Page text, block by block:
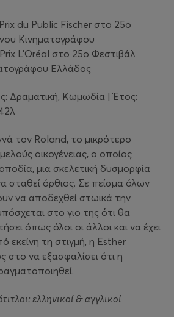
du Public Fischer στο 25ο
Κινηματογράφου
L’Oréal στο 25ο Φεστιβάλ
Ελλάδος
Δραματική, Κωμωδία | Έτος:
τον Roland, το μικρότερο
οικογένειας, o οποίος
μια σκελετική δυσμορφία
σταθεί όρθιος. Σε πείσμα όλων
να αποδεχθεί στωικά την
στο γιο της ότι θα
όπως όλοι οι άλλοι και να έχει
εκείνη τη στιγμή, η Esther
στο να εξασφαλίσει ότι η
ελληνικοί & αγγλικοί